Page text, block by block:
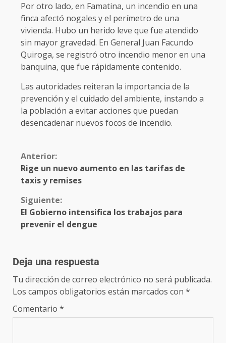
Por otro lado, en Famatina, un incendio en una
finca afectó nogales y el perímetro de una
vivienda. Hubo un herido leve que fue atendido
sin mayor gravedad. En General Juan Facundo
Quiroga, se registró otro incendio menor en una
banquina, que fue rápidamente contenido.
Las autoridades reiteran la importancia de la
prevención y el cuidado del ambiente, instando a
la población a evitar acciones que puedan
desencadenar nuevos focos de incendio.
Anterior:
Rige un nuevo aumento en las tarifas de
taxis y remises
Siguiente:
El Gobierno intensifica los trabajos para
prevenir el dengue
Deja una respuesta
Tu dirección de correo electrónico no será publicada.
Los campos obligatorios están marcados con *
Comentario *